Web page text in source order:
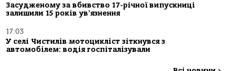
Засудженому за вбивство 17-річної випускниці
залишили 15 років ув’язнення
17:03
У селі Чистилів мотоцикліст зіткнувся з
автомобілем: водія госпіталізували